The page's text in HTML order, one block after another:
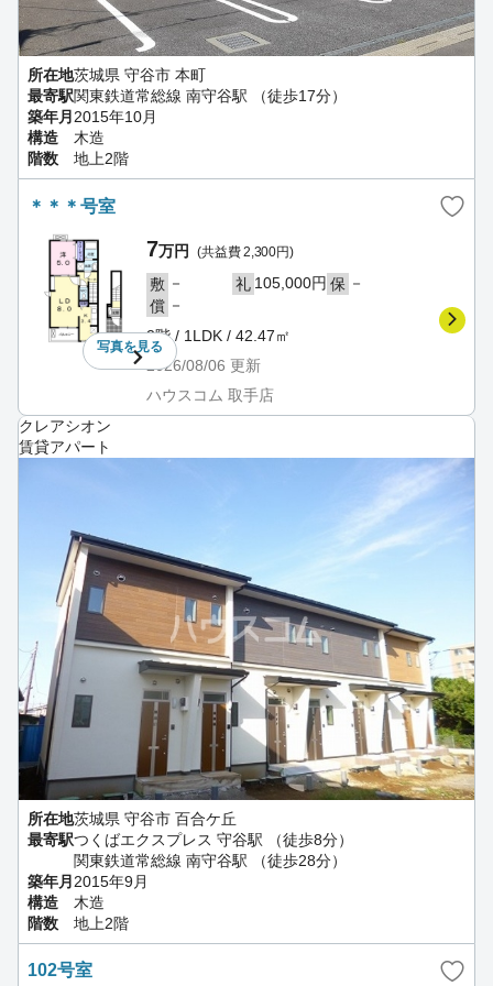
所在地茨城県 守谷市 本町
最寄駅関東鉄道常総線 南守谷駅 （徒歩17分）
築年月 2015年10月
構造
木造
階数
地上2階
＊＊＊号室
写真を見る
7万円 (共益費 2,300円)
敷 － 礼 105,000円 保 －
償 －
2階 / 1LDK / 42.47㎡
2026/08/06 更新
ハウスコム 取手店
クレアシオン
賃貸アパート
所在地茨城県 守谷市 百合ケ丘
最寄駅つくばエクスプレス 守谷駅 （徒歩8分）
関東鉄道常総線 南守谷駅 （徒歩28分）
築年月2015年9月
構造
木造
階数
地上2階
102号室